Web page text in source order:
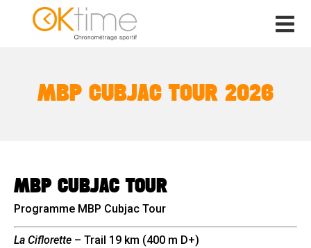
MBP CUBJAC TOUR 2026
MBP CUBJAC TOUR
Programme MBP Cubjac Tour
La Ciflorette – Trail 19 km (400 m D+)